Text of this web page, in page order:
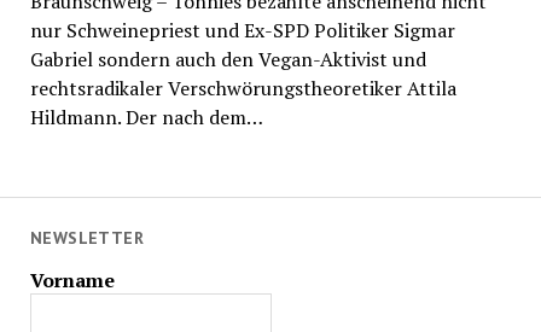
NEWSLETTER
Vorname
nur Schweinepriest und Ex-SPD Politiker Sigmar
Gabriel sondern auch den Vegan-Aktivist und
rechtsradikaler Verschwörungstheoretiker Attila
Hildmann. Der nach dem…